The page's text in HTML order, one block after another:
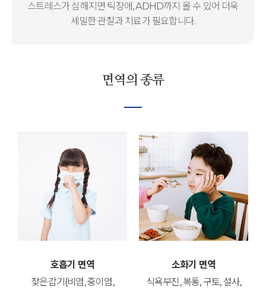
스트레스가 심해지면 틱장애, ADHD까지 올 수 있어 더욱
세밀한 관찰과 치료가 필요합니다.
면역의 종류
호흡기 면역
잦은감기(비염, 중이염,
소화기 면역
식욕부진, 복통, 구토, 설사,